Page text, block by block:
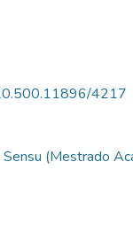
da
quando
no espaço
é um
objetivo comum,
por prover as
organizados
de
colaboração de
4217
(Mestrado